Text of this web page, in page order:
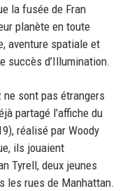
la fusée de Fran
planète en toute
aventure spatiale et
succès d’Illumination.
ne sont pas étrangers
partagé l’affiche du
réalisé par Woody
ils jouaient
Tyrell, deux jeunes
les rues de Manhattan.